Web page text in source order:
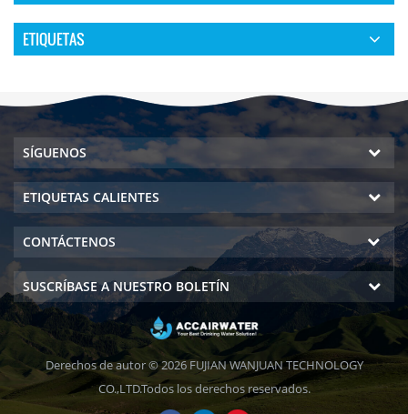
ETIQUETAS
SÍGUENOS
ETIQUETAS CALIENTES
CONTÁCTENOS
SUSCRÍBASE A NUESTRO BOLETÍN
Derechos de autor © 2026 FUJIAN WANJUAN TECHNOLOGY
CO.,LTD.Todos los derechos reservados.